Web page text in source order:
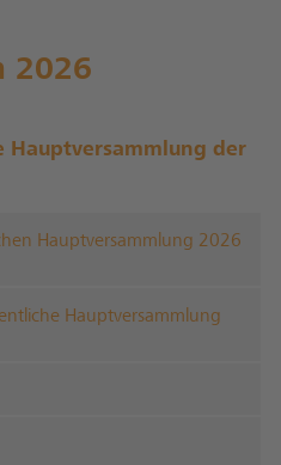
2026
der
Hauptversammlung 2026
Hauptversammlung